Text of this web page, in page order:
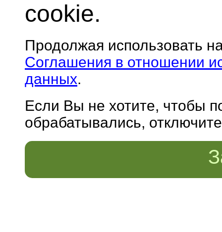
cookie.
Продолжая использовать
Соглашения в отношении
данных.
Если Вы не хотите, чтобы
обрабатывались,